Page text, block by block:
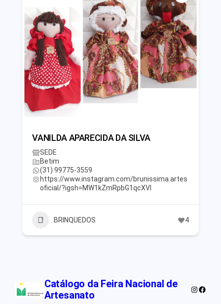
VANILDA APARECIDA DA SILVA
SEDE
Betim
(31) 99775-3559
https://www.instagram.com/brunissima.artes
oficial/?igsh=MW1kZmRpbG1qcXVl
BRINQUEDOS 4
Catálogo da Feira Nacional de
Artesanato